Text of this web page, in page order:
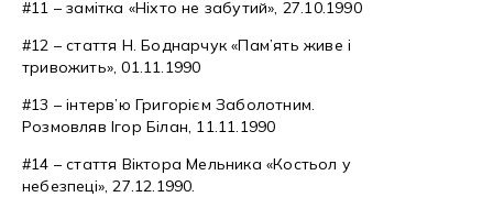
#11 – замітка «Ніхто не забутий», 27.10.1990
#12 – стаття Н. Боднарчук «Пам’ять живе і
тривожить», 01.11.1990
#13 – інтерв’ю Григорієм Заболотним.
Розмовляв Ігор Білан, 11.11.1990
#14 – стаття Віктора Мельника «Костьол у
небезпеці», 27.12.1990.